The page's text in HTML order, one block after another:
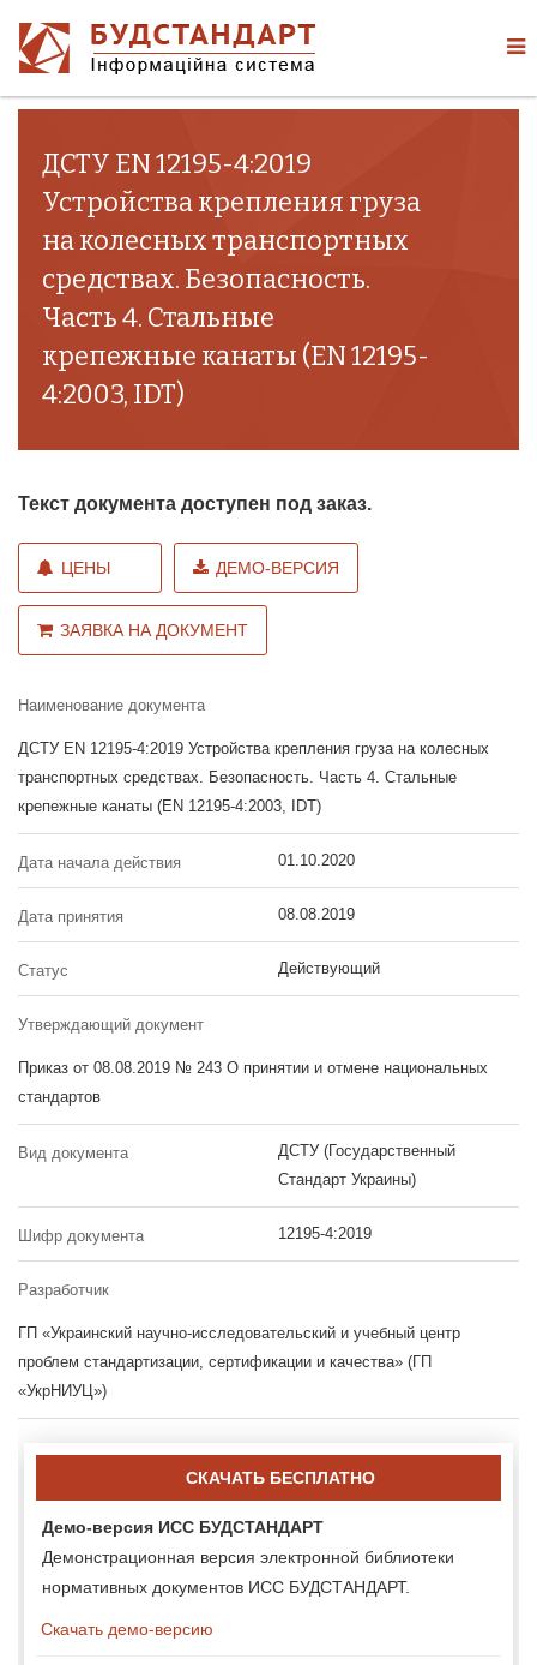
ДСТУ EN 12195-4:2019
Устройства крепления груза
на колесных транспортных
средствах. Безопасность.
Часть 4. Стальные
крепежные канаты (EN 12195-
4:2003, IDT)
Текст документа доступен под заказ.
ЦЕНЫ ДЕМО-ВЕРСИЯ
ЗАЯВКА НА ДОКУМЕНТ
Наименование документа
ДСТУ EN 12195-4:2019 Устройства крепления груза на колесных
транспортных средствах. Безопасность. Часть 4. Стальные
крепежные канаты (EN 12195-4:2003, IDT)
Дата начала действия 01.10.2020
Дата принятия 08.08.2019
Статус Действующий
Утверждающий документ
Приказ от 08.08.2019 № 243 О принятии и отмене национальных
стандартов
Вид документа
ДСТУ (Государственный
Стандарт Украины)
Шифр документа 12195-4:2019
Разработчик
ГП «Украинский научно-исследовательский и учебный центр
проблем стандартизации, сертификации и качества» (ГП
«УкрНИУЦ»)
СКАЧАТЬ БЕСПЛАТНО
Демо-версия ИСС БУДСТАНДАРТ
Демонстрационная версия электронной библиотеки
нормативных документов ИСС БУДСТАНДАРТ.
Скачать демо-версию